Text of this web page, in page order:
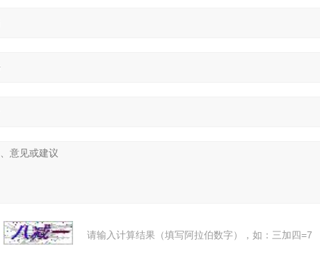
请输入计算结果（填写阿拉伯数字），如：三加四=7